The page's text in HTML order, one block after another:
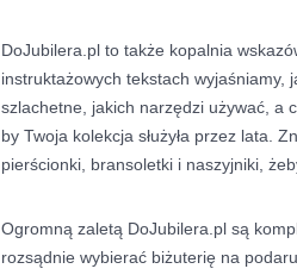
DoJubilera.pl to także kopalnia
instruktażowych tekstach wyjaśniamy,
szlachetne, jakich narzędzi używać, a
by Twoja kolekcja służyła przez lata.
pierścionki, bransoletki i naszyjniki,
Ogromną zaletą DoJubilera.pl są
rozsądnie wybierać biżuterię na